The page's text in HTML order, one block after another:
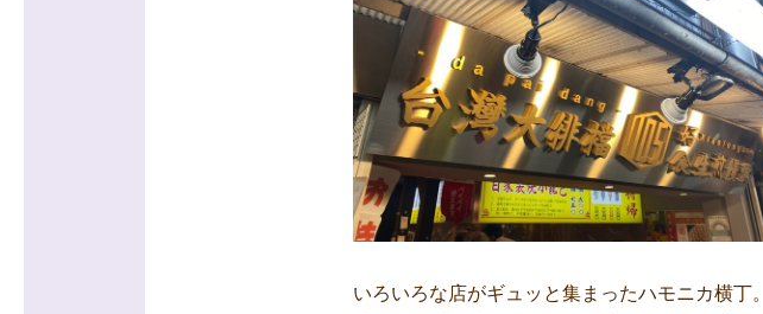
いろいろな店がギュッと集まったハモニカ横丁。